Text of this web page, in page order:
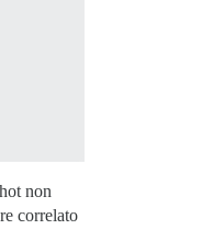
non
correlato